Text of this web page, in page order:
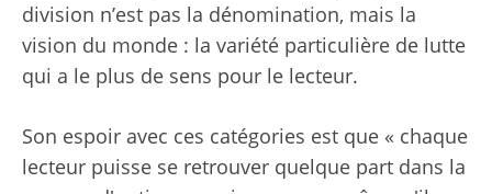
division n’est pas la dénomination, mais la
vision du monde : la variété particulière de lutte
qui a le plus de sens pour le lecteur.
Son espoir avec ces catégories est que « chaque
lecteur puisse se retrouver quelque part dans la